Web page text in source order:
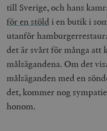
till Sverige, och hans
för en stöld i en butik i
utanför
det är svårt för många att
målsägandena. Om det
målsäganden med en
det, kommer nog
honom.